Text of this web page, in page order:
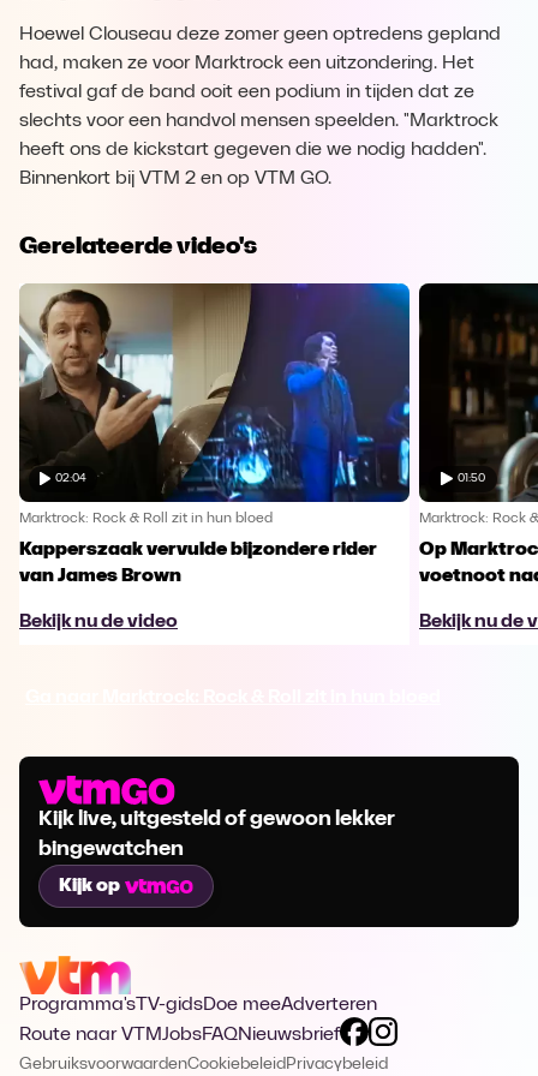
Hoewel Clouseau deze zomer geen optredens gepland
had, maken ze voor Marktrock een uitzondering. Het
festival gaf de band ooit een podium in tijden dat ze
slechts voor een handvol mensen speelden. "Marktrock
heeft ons de kickstart gegeven die we nodig hadden".
Binnenkort bij VTM 2 en op VTM GO.
Gerelateerde video's
02:04
Marktrock: Rock & Roll zit in hun bloed
Kapperszaak vervulde bijzondere rider
van James Brown
Bekijk nu de video
01:50
Marktrock: Rock
Op
voetnoot
Bekijk nu de
Kijk live, uitgesteld of gewoon lekker
bingewatchen
Kijk op
Programma's TV-gidsDoe meeAdverteren
Route naar VTMJobsFAQNieuwsbrief
GebruiksvoorwaardenCookiebeleid Privacybeleid